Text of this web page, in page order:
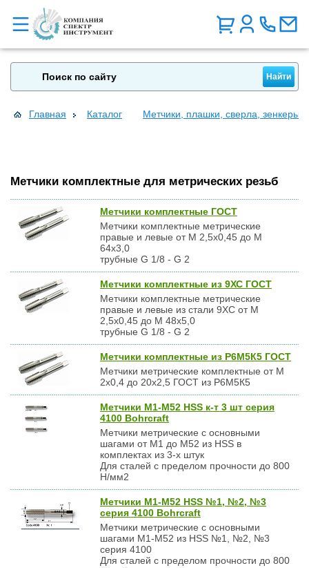
Главная Каталог Метчики, плашки, сверла, зенкеры,
Метчики комплектные для метрических резьб
Метчики комплектные ГОСТ
Метчики комплектные метрические
правые и левые от М 2,5х0,45 до М
64х3,0
трубные G 1/8 - G 2
Метчики комплектные из 9ХС ГОСТ
Метчики комплектные метрические
правые и левые из стали 9ХС от М
2,5х0,45 до М 48х5,0
трубные G 1/8 - G 2
Метчики комплектные из Р6М5К5 ГОСТ
Метчики метрические комплектные от М
2х0,4 до 20х2,5 ГОСТ из Р6М5К5
Метчики М1-М52 HSS к-т 3 шт серия
4100 Bohrcraft
Метчики метрические с основными
шагами от М1 до М52 из HSS в
комплектах из 3-х штук
Для сталей с пределом прочности до 800
Н/мм2
Метчики М1-М52 HSS №1, №2, №3
серия 4100 Bohrcraft
Метчики метрические с основными
шагами М1-М52 из HSS №1, №2, №3
серия 4100
Для сталей с пределом прочности до 800